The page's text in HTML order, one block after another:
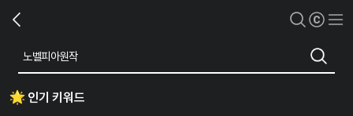
인기 키워드